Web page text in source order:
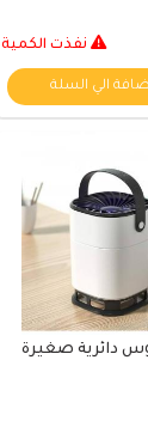
نفذت الكمية
الي السلة
دائرية صغيرة